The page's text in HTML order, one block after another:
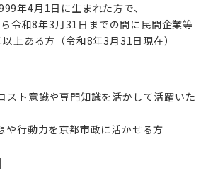
年4月1日に生まれた方で、
令和8年3月31日までの間に民間企業等
上ある方（令和8年3月31日現在）
スト意識や専門知識を活かして活躍いた
や行動力を京都市政に活かせる方